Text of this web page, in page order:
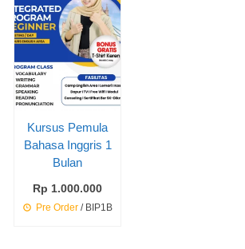
Kursus Pemula
Bahasa Inggris 1
Bulan
Rp 1.000.000
Pre Order/ BIP1B